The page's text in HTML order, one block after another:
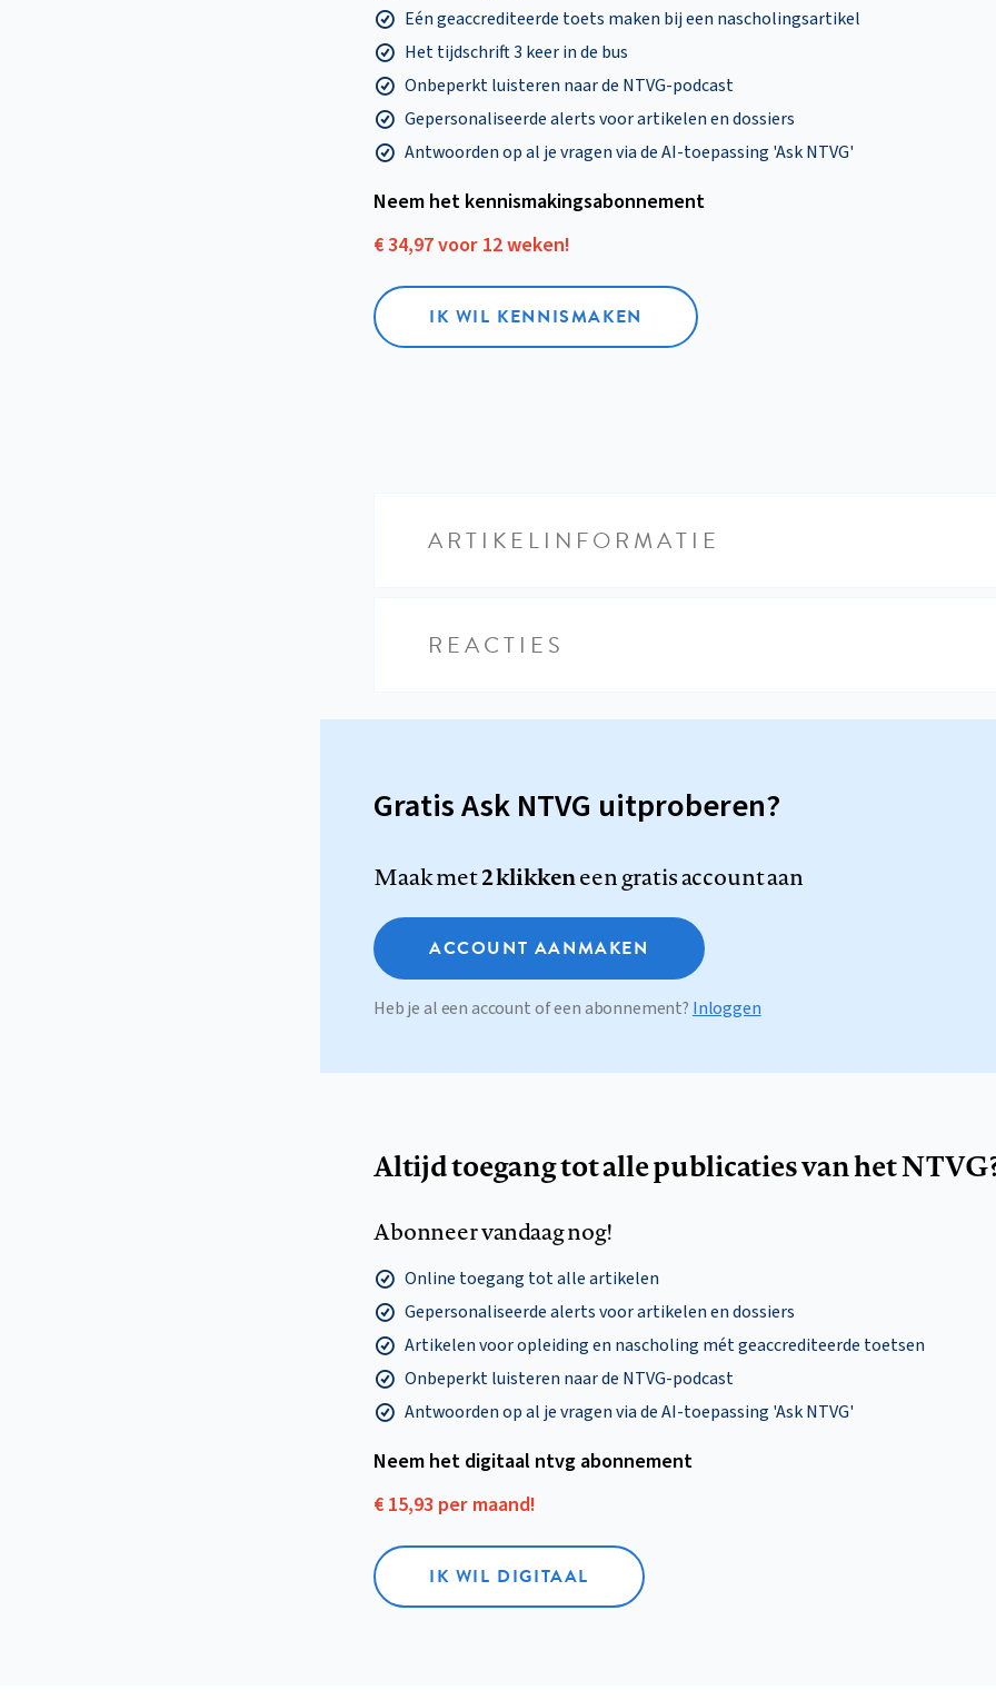
Eén geaccrediteerde toets maken bij een nascholingsartikel
Het tijdschrift 3 keer in de bus
Onbeperkt luisteren naar de NTVG-podcast
Gepersonaliseerde alerts voor artikelen en dossiers
Antwoorden op al je vragen via de AI-toepassing 'Ask NTVG'
Neem het kennismakings­abonnement
€ 34,97 voor 12 weken!
IK WIL KENNISMAKEN
ARTIKELINFORMATIE
REACTIES
Gratis Ask NTVG uitproberen?
Maak met2 klikkeneen gratis account aan
ACCOUNT AANMAKEN
Heb je al een account of een abonnement? Inloggen
Altijd toegang tot alle publicaties van het
Abonneer vandaag nog!
Online toegang tot alle artikelen
Gepersonaliseerde alerts voor artikelen en dossiers
Artikelen voor opleiding en nascholing mét geaccrediteerde toetsen
Onbeperkt luisteren naar de NTVG-podcast
Antwoorden op al je vragen via de AI-toepassing 'Ask NTVG'
Neem het digitaal ntvg abonnement
€ 15,93 per maand!
IK WIL DIGITAAL